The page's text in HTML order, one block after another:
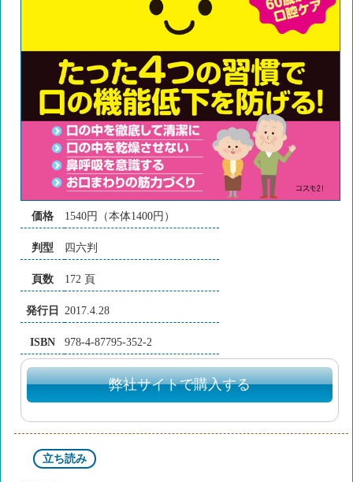
価格 1540円（本体1400円）
判型 四六判
頁数 172 頁
発行日 2017.4.28
ISBN 978-4-87795-352-2
弊社サイトで購入する
立ち読み